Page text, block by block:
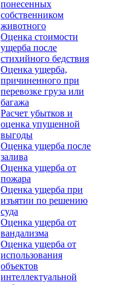
понесенных
собственником
животного
Оценка стоимости
ущерба после
стихийного бедствия
Оценка ущерба,
причиненного при
перевозке груза или
багажа
Расчет убытков и
оценка упущенной
выгоды
Оценка ущерба после
залива
Оценка ущерба от
пожара
Оценка ущерба при
изъятии по решению
суда
Оценка ущерба от
вандализма
Оценка ущерба от
использования
объектов
интеллектуальной